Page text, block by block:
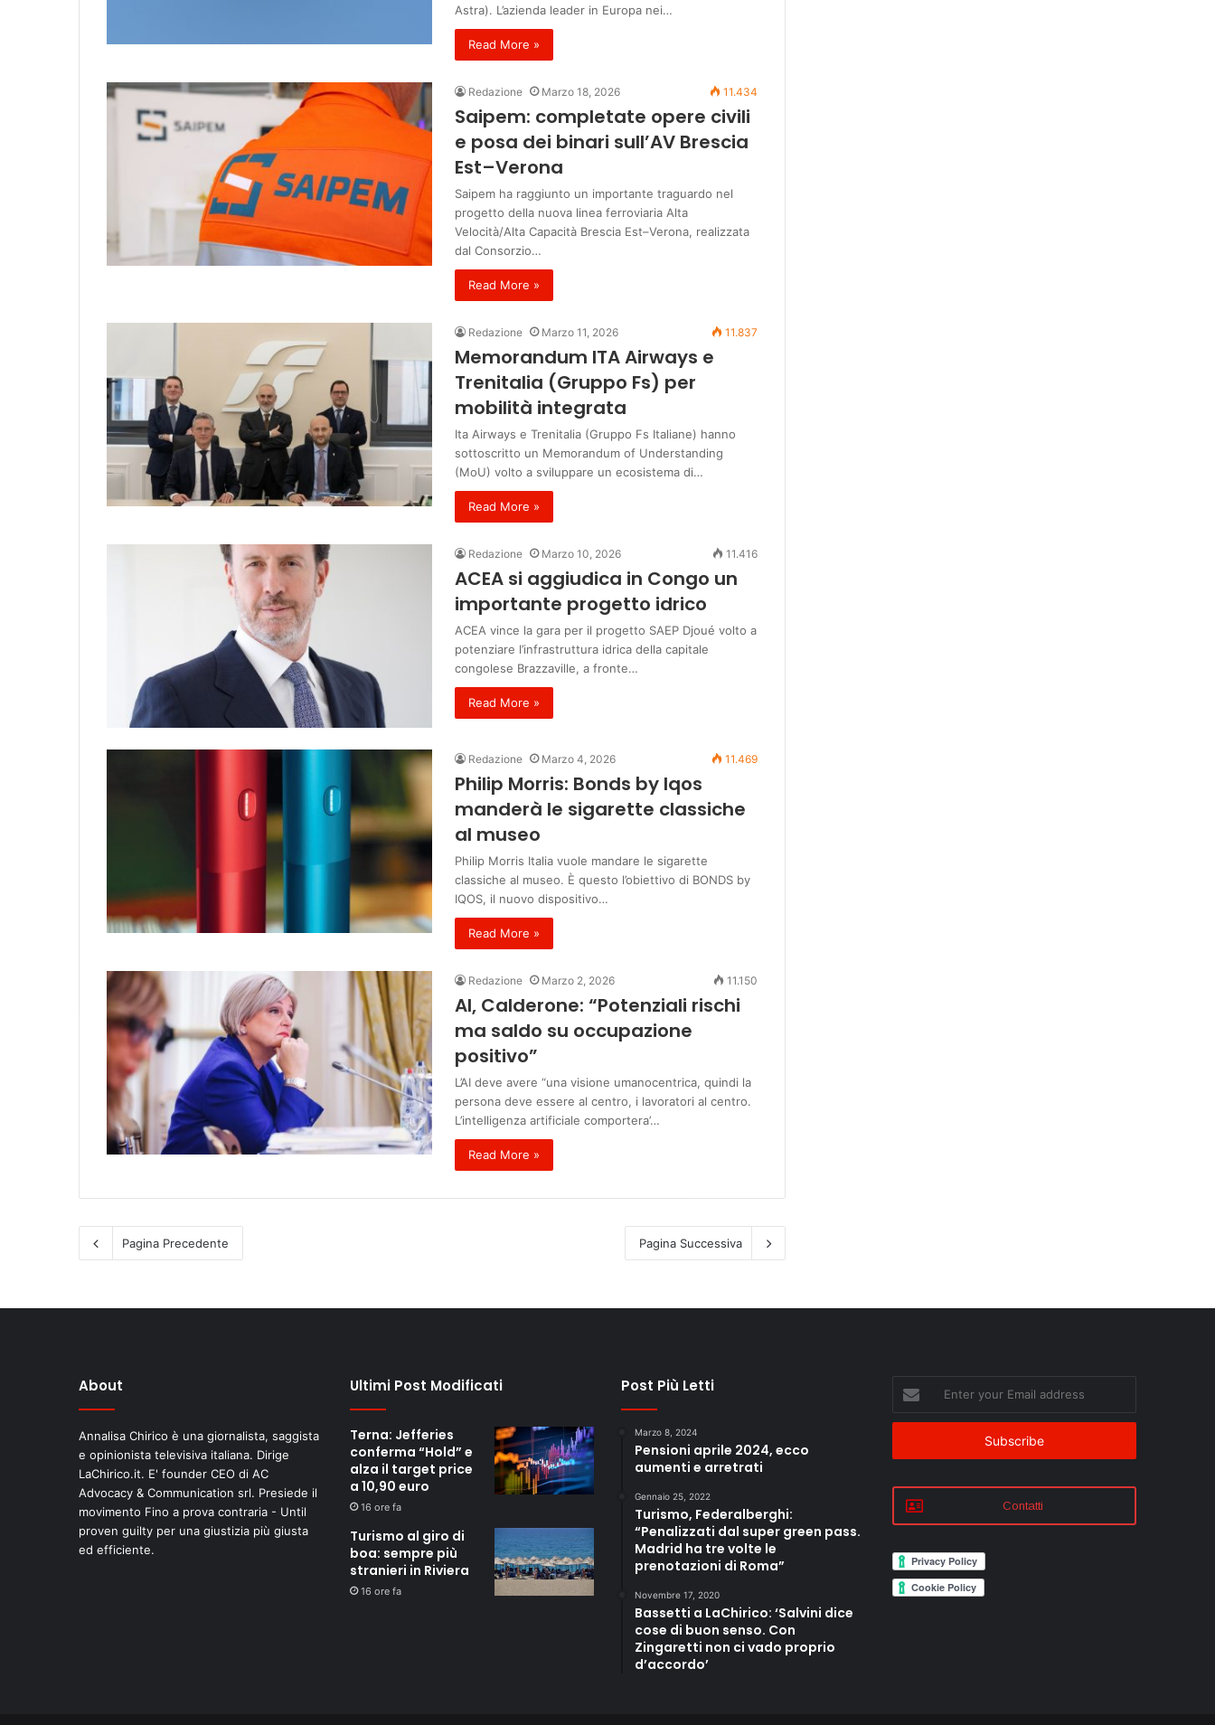
Astra). L’azienda leader in Europa nei…
Read More »
Redazione Marzo 18, 2026 11.434
Saipem: completate opere civili
e posa dei binari sull’AV Brescia
Est–Verona
Saipem ha raggiunto un importante traguardo nel
progetto della nuova linea ferroviaria Alta
Velocità/Alta Capacità Brescia Est–Verona, realizzata
dal Consorzio…
Read More »
Redazione Marzo 11, 2026 11.837
Memorandum ITA Airways e
Trenitalia (Gruppo Fs) per
mobilità integrata
Ita Airways e Trenitalia (Gruppo Fs Italiane) hanno
sottoscritto un Memorandum of Understanding
(MoU) volto a sviluppare un ecosistema di…
Read More »
Redazione Marzo 10, 2026 11.416
ACEA si aggiudica in Congo un
importante progetto idrico
ACEA vince la gara per il progetto SAEP Djoué volto a
potenziare l’infrastruttura idrica della capitale
congolese Brazzaville, a fronte…
Read More »
Redazione Marzo 4, 2026 11.469
Philip Morris: Bonds by Iqos
manderà le sigarette classiche
al museo
Philip Morris Italia vuole mandare le sigarette
classiche al museo. È questo l’obiettivo di BONDS by
IQOS, il nuovo dispositivo…
Read More »
Redazione Marzo 2, 2026 11.150
AI, Calderone: “Potenziali rischi
ma saldo su occupazione
positivo”
L’AI deve avere “una visione umanocentrica, quindi la
persona deve essere al centro, i lavoratori al centro.
L’intelligenza artificiale comportera’…
Read More »
Pagina Precedente Pagina Successiva
About
Annalisa Chirico è una giornalista, saggista
e opinionista televisiva italiana. Dirige
LaChirico.it. E' founder CEO di AC
Advocacy & Communication srl. Presiede il
movimento Fino a prova contraria - Until
proven guilty per una giustizia più giusta
ed efficiente.
Ultimi Post Modificati
Terna: Jefferies
conferma “Hold” e
alza il target price
a 10,90 euro
16 ore fa
Turismo al giro di
boa: sempre più
stranieri in Riviera
16 ore fa
Post Più Letti
Marzo 8, 2024
Pensioni aprile 2024, ecco
aumenti e arretrati
Gennaio 25, 2022
Turismo, Federalberghi:
“Penalizzati dal super green pass.
Madrid ha tre volte le
prenotazioni di Roma”
Novembre 17, 2020
Bassetti a LaChirico: ‘Salvini dice
cose di buon senso. Con
Zingaretti non ci vado proprio
d’accordo’
Enter
your
Email
Contatti